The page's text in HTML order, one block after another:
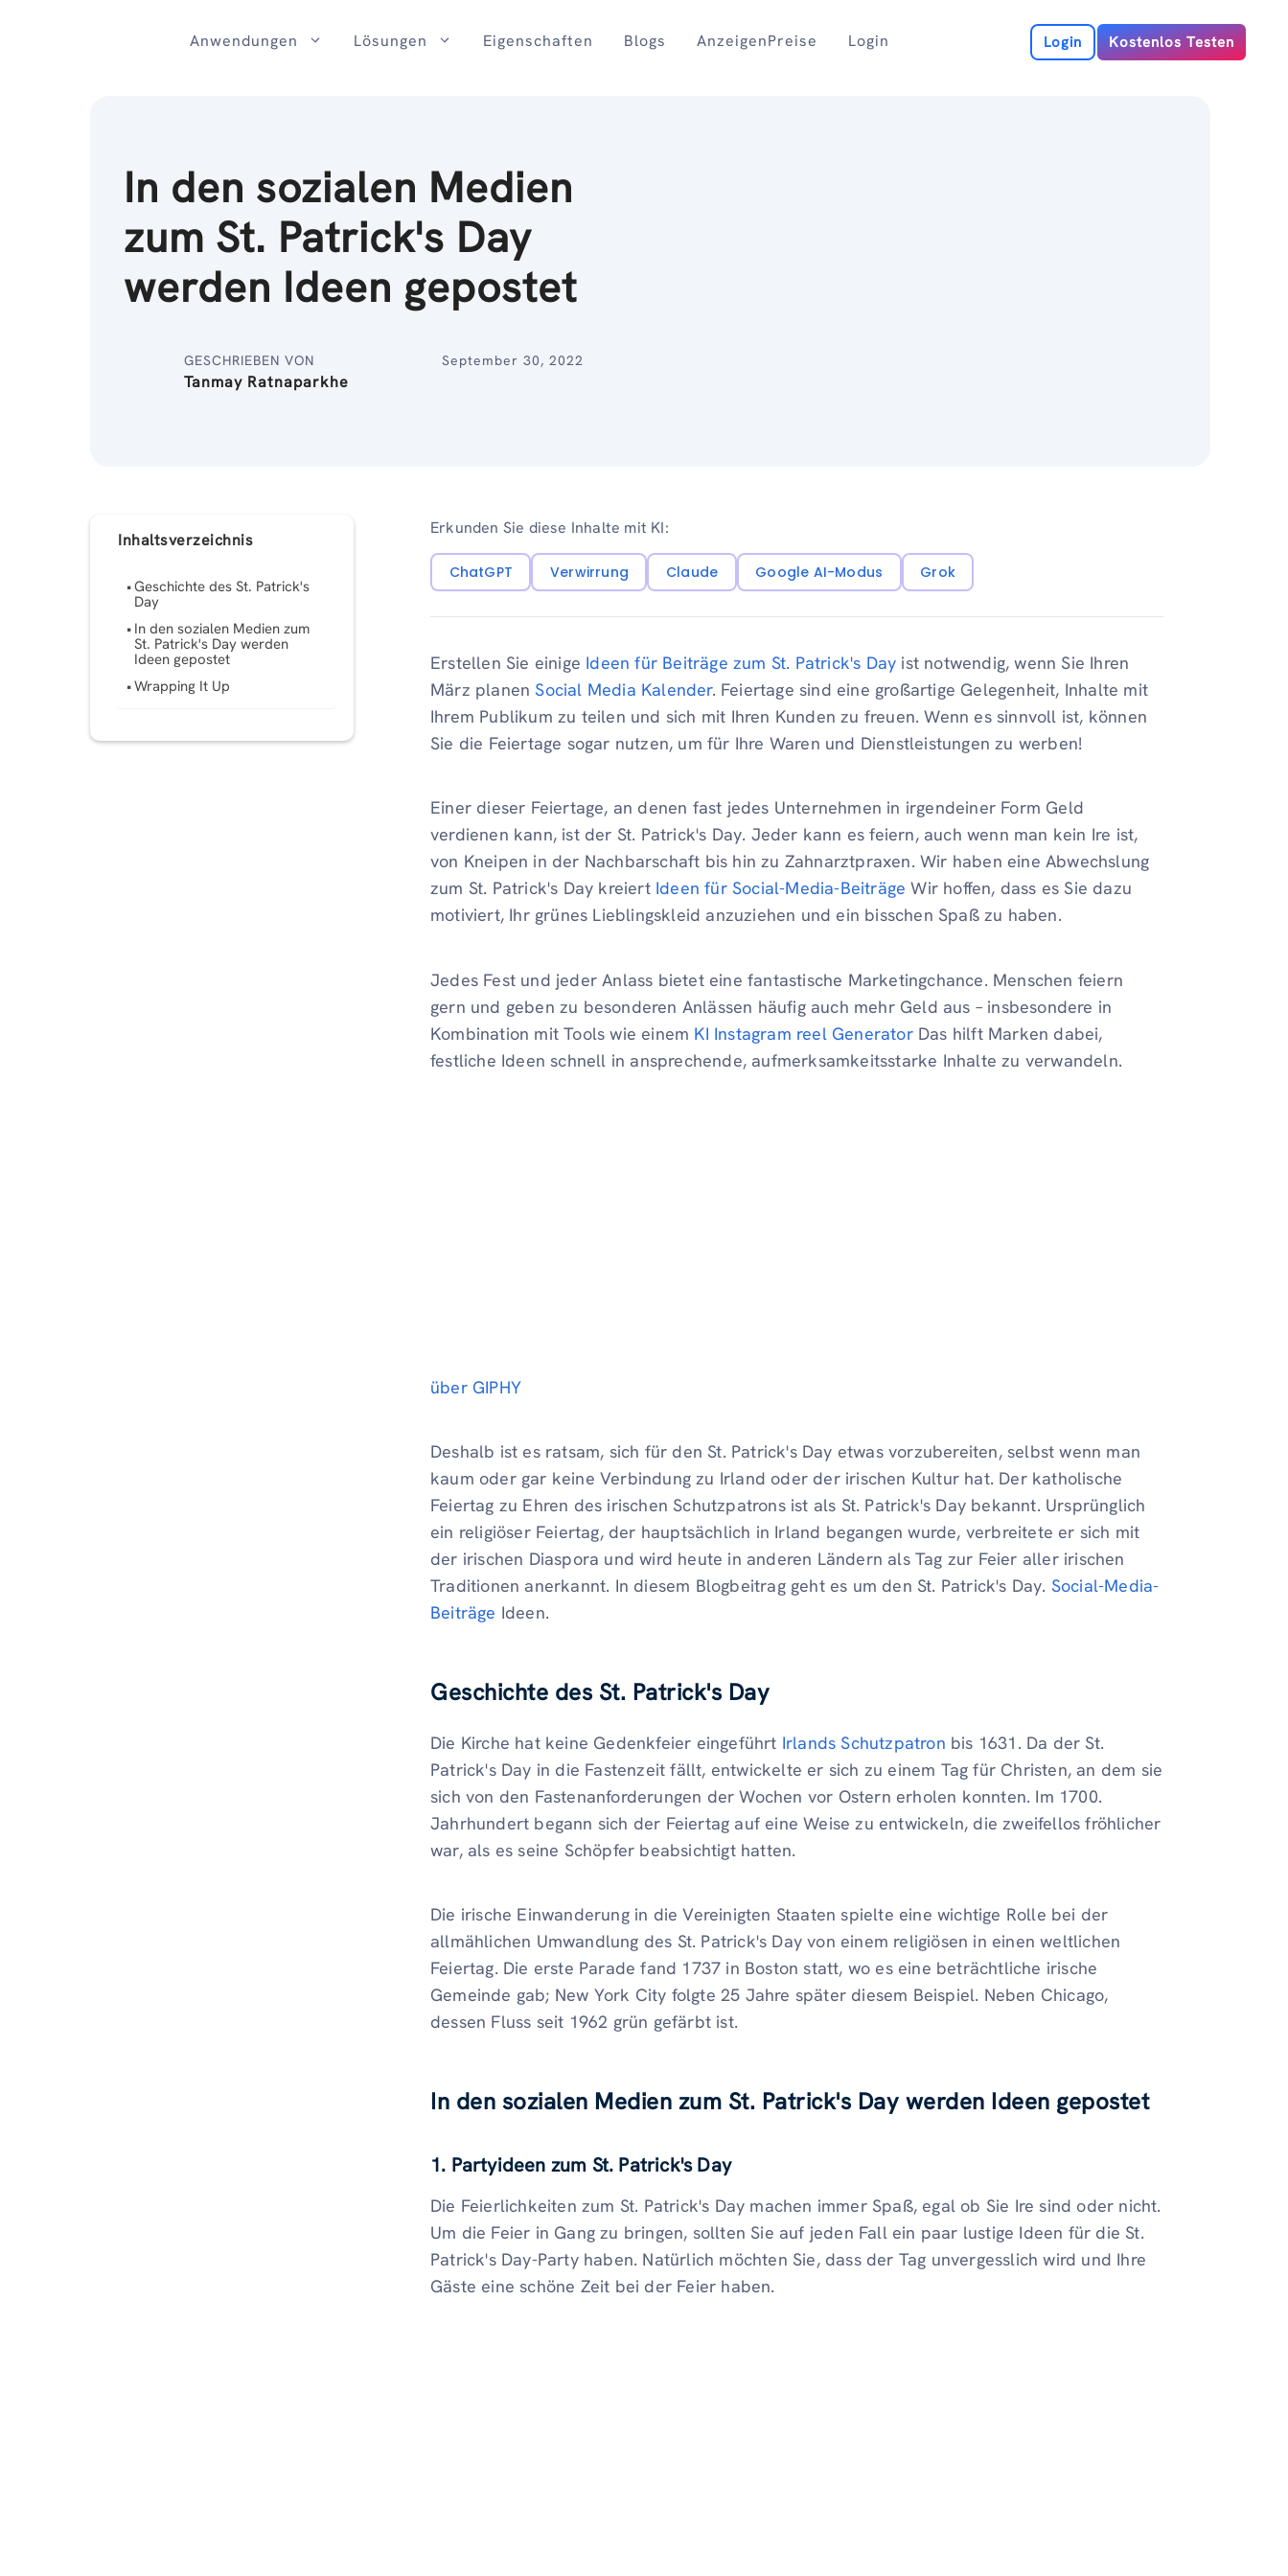
Anwendungen Lösungen Eigenschaften Blogs AnzeigenPreise Login Login Kostenlos Testen
In den sozialen Medien
zum St. Patrick's Day
werden Ideen gepostet
GESCHRIEBEN VON
Tanmay Ratnaparkhe
September 30, 2022
Inhaltsverzeichnis
Geschichte des St. Patrick's
Day
In den sozialen Medien zum
St. Patrick's Day werden
Ideen gepostet
Wrapping It Up
Erkunden Sie diese Inhalte mit KI:
ChatGPT Verwirrung Claude Google AI-Modus Grok
Erstellen Sie einige Ideen für Beiträge zum St. Patrick's Day ist notwendig, wenn Sie Ihren
März planenSocial Media Kalender. Feiertage sind eine großartige Gelegenheit, Inhalte mit
Ihrem Publikum zu teilen und sich mit Ihren Kunden zu freuen. Wenn es sinnvoll ist, können
Sie die Feiertage sogar nutzen, um für Ihre Waren und Dienstleistungen zu werben!
Einer dieser Feiertage, an denen fast jedes Unternehmen in irgendeiner Form Geld
verdienen kann, ist der St. Patrick's Day. Jeder kann es feiern, auch wenn man kein Ire ist,
von Kneipen in der Nachbarschaft bis hin zu Zahnarztpraxen. Wir haben eine Abwechslung
zum St. Patrick's Day kreiert Ideen für Social-Media-Beiträge Wir hoffen, dass es Sie dazu
motiviert, Ihr grünes Lieblingskleid anzuziehen und ein bisschen Spaß zu haben.
Jedes Fest und jeder Anlass bietet eine fantastische Marketingchance. Menschen feiern
gern und geben zu besonderen Anlässen häufig auch mehr Geld aus – insbesondere in
Kombination mit Tools wie einem KI Instagram reel GeneratorDas hilft Marken dabei,
festliche Ideen schnell in ansprechende, aufmerksamkeitsstarke Inhalte zu verwandeln.
über GIPHY
Deshalb ist es ratsam, sich für den St. Patrick's Day etwas vorzubereiten, selbst wenn man
kaum oder gar keine Verbindung zu Irland oder der irischen Kultur hat. Der katholische
Feiertag zu Ehren des irischen Schutzpatrons ist als St. Patrick's Day bekannt. Ursprünglich
ein religiöser Feiertag, der hauptsächlich in Irland begangen wurde, verbreitete er sich mit
der irischen Diaspora und wird heute in anderen Ländern als Tag zur Feier aller irischen
Traditionen anerkannt. In diesem Blogbeitrag geht es um den St. Patrick's Day. Social-Media-
Beiträge Ideen.
Geschichte des St. Patrick's Day
Die Kirche hat keine Gedenkfeier eingeführt Irlands Schutzpatron bis 1631. Da der St.
Patrick's Day in die Fastenzeit fällt, entwickelte er sich zu einem Tag für Christen, an dem sie
sich von den Fastenanforderungen der Wochen vor Ostern erholen konnten. Im 1700.
Jahrhundert begann sich der Feiertag auf eine Weise zu entwickeln, die zweifellos fröhlicher
war, als es seine Schöpfer beabsichtigt hatten.
Die irische Einwanderung in die Vereinigten Staaten spielte eine wichtige Rolle bei der
allmählichen Umwandlung des St. Patrick's Day von einem religiösen in einen weltlichen
Feiertag. Die erste Parade fand 1737 in Boston statt, wo es eine beträchtliche irische
Gemeinde gab; New York City folgte 25 Jahre später diesem Beispiel. Neben Chicago,
dessen Fluss seit 1962 grün gefärbt ist.
In den sozialen Medien zum St. Patrick's Day werden Ideen gepostet
1. Partyideen zum St. Patrick's Day
Die Feierlichkeiten zum St. Patrick's Day machen immer Spaß, egal ob Sie Ire sind oder nicht.
Um die Feier in Gang zu bringen, sollten Sie auf jeden Fall ein paar lustige Ideen für die St.
Patrick's Day-Party haben. Natürlich möchten Sie, dass der Tag unvergesslich wird und Ihre
Gäste eine schöne Zeit bei der Feier haben.